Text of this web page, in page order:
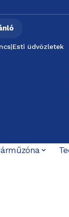
|Esti üdvözletek